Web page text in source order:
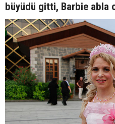
büyüdü gitti, Barbie abla